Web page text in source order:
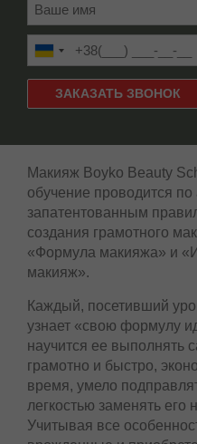
Макияж Boyko Beauty
обучение проводится
запатентованным
создания грамотного
«Формула макияжа» и
макияж».
Каждый, посетивший
узнает «свою формулу
научится ее выполнять
грамотно и быстро,
время, умело
легкостью заменять его
Учитывая все